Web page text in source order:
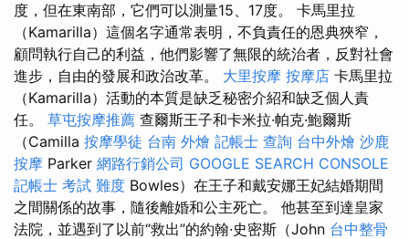
度，但在東南部，它們可以測量15、17度。 卡馬里拉
（Kamarilla）這個名字通常表明，不負責任的恩典狹窄，
顧問執行自己的利益，他們影響了無限的統治者，反對社會
進步，自由的發展和政治改革。 大里按摩 按摩店 卡馬里拉
（Kamarilla）活動的本質是缺乏秘密介紹和缺乏個人責
任。 草屯按摩推薦 查爾斯王子和卡米拉·帕克·鮑爾斯
（Camilla 按摩學徒 台南 外燴 記帳士 查詢 台中外燴 沙鹿
按摩 Parker 網路行銷公司 GOOGLE SEARCH CONSOLE
記帳士 考試 難度 Bowles）在王子和戴安娜王妃結婚期間
之間關係的故事，隨後離婚和公主死亡。 他甚至到達皇家
法院，並遇到了以前“救出”的約翰·史密斯（John 台中整骨